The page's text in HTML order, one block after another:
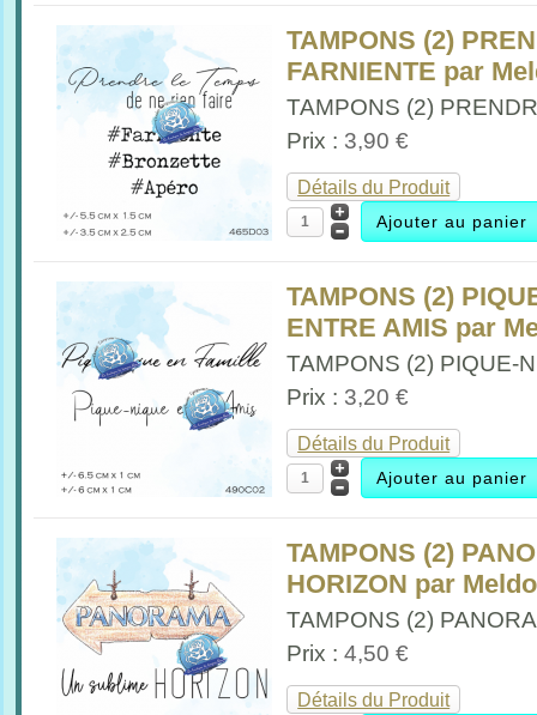
TAMPONS (2)
FARNIENTE par
TAMPONS (2)
Prix : 3,90 €
Détails du Produit
TAMPONS (2)
ENTRE AMIS par
TAMPONS (2) PIQUE-
Prix : 3,20 €
Détails du Produit
TAMPONS (2)
HORIZON par
TAMPONS (2)
Prix :4,50 €
Détails du Produit